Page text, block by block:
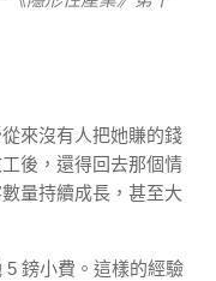
來沒有人把她賺的錢
後，還得回去那個情
量持續成長，甚至大
5 鎊小費。這樣的經驗